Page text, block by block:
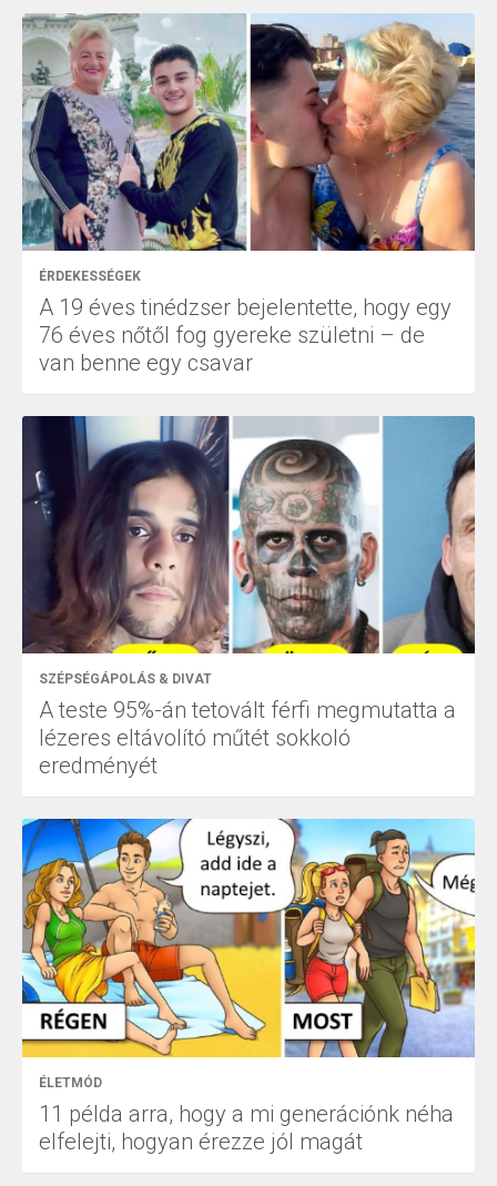
ÉRDEKESSÉGEK
A 19 éves tinédzser bejelentette, hogy egy
76 éves nőtől fog gyereke születni – de
van benne egy csavar
SZÉPSÉGÁPOLÁS & DIVAT
A teste 95%-án tetovált férfi megmutatta a
lézeres eltávolító műtét sokkoló
eredményét
ÉLETMÓD
11 példa arra, hogy a mi generációnk néha
elfelejti, hogyan érezze jól magát